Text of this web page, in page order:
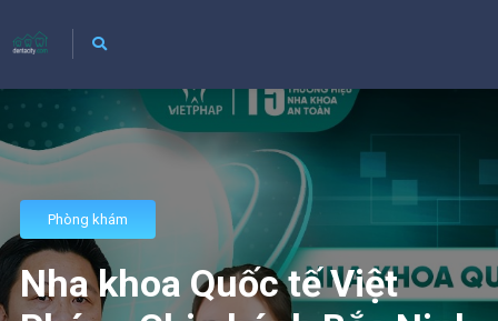
Phòng khám
Nha khoa Quốc tế Việt